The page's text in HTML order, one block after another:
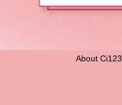
About Ci123